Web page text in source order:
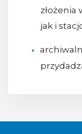
złożenia
jak i